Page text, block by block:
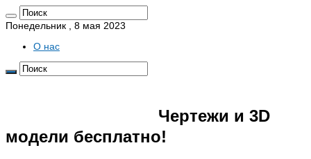
Понедельник , 8 мая 2023
О нас
Чертежи и 3D
модели бесплатно!